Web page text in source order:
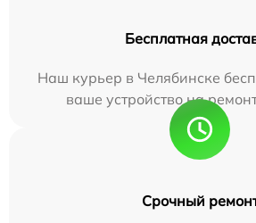
Бесплатная
Наш курьер в Челябинске
ваше устройство на
Срочный